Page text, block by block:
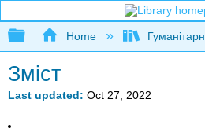
Expand/collapse
Home
Зміст
Last updated Oct 27, 2022